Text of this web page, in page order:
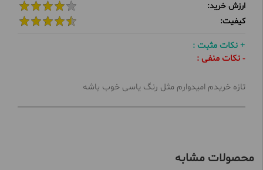
ارزش خرید:
کیفیت:
+ نکات مثبت :
- نکات منفی :
تازه خریدم امیدوارم مثل رنگ یاسی خوب باشه
محصولات مشابه